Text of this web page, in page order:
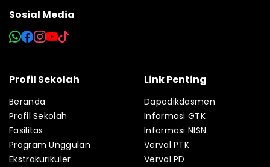
Sosial Media
Profil Sekolah
Beranda
Profil Sekolah
Fasilitas
Program Unggulan
Ekstrakurikuler
Link Penting
Dapodikdasmen
Informasi GTK
Informasi NISN
Verval PTK
Verval PD